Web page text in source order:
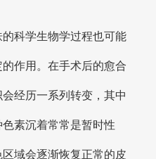
科学生物学过程也可能
作用。在手术后的愈合
经历一系列转变，其中
素沉着常常是暂时性
域会逐渐恢复正常的皮